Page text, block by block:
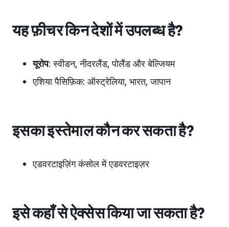
यह फ़ीचर किन देशों में उपलब्ध है?
यूरोप: स्वीडन, नीदरलैंड, पोलैंड और बेल्जियम
एशिया पैसिफ़िक: ऑस्ट्रेलिया, भारत, जापान
इसका इस्तेमाल कौन कर सकता है?
एडवरटाइज़िंग कंसोल में एडवरटाइज़र
इसे कहाँ से ऐक्सेस किया जा सकता है?